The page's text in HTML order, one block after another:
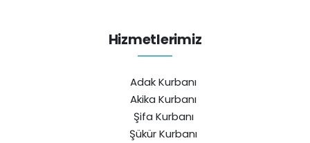
Hizmetlerimiz
Adak Kurbanı
Akika Kurbanı
Şifa Kurbanı
Şükür Kurbanı